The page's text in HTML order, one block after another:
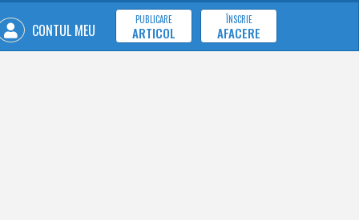
CONTUL MEU
PUBLICARE
ARTICOL
ÎNSCRIE
AFACERE